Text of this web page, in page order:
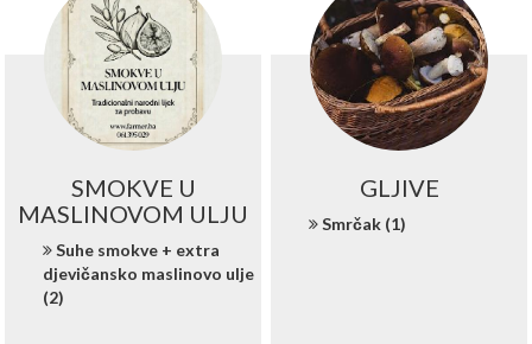
SMOKVE U
MASLINOVOM ULJU
Suhe smokve + extra
djevičansko maslinovo ulje
(2)
GLJIVE
Smrčak (1)